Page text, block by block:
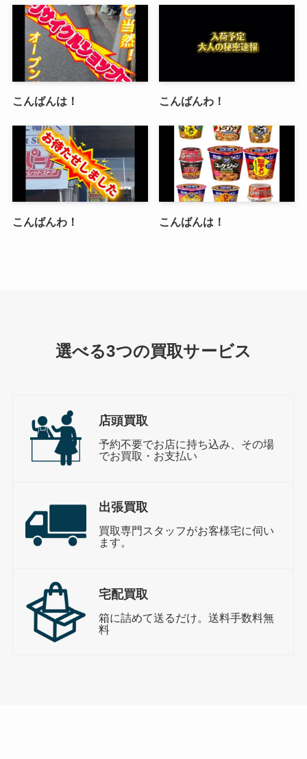
こんばんは！ こんばんわ！
こんばんわ！ こんばんは！
選べる3つの買取サービス
店頭買取
予約不要でお店に持ち込み、その場
でお買取・お支払い
出張買取
買取専門スタッフがお客様宅に伺い
ます。
宅配買取
箱に詰めて送るだけ。送料手数料無
料